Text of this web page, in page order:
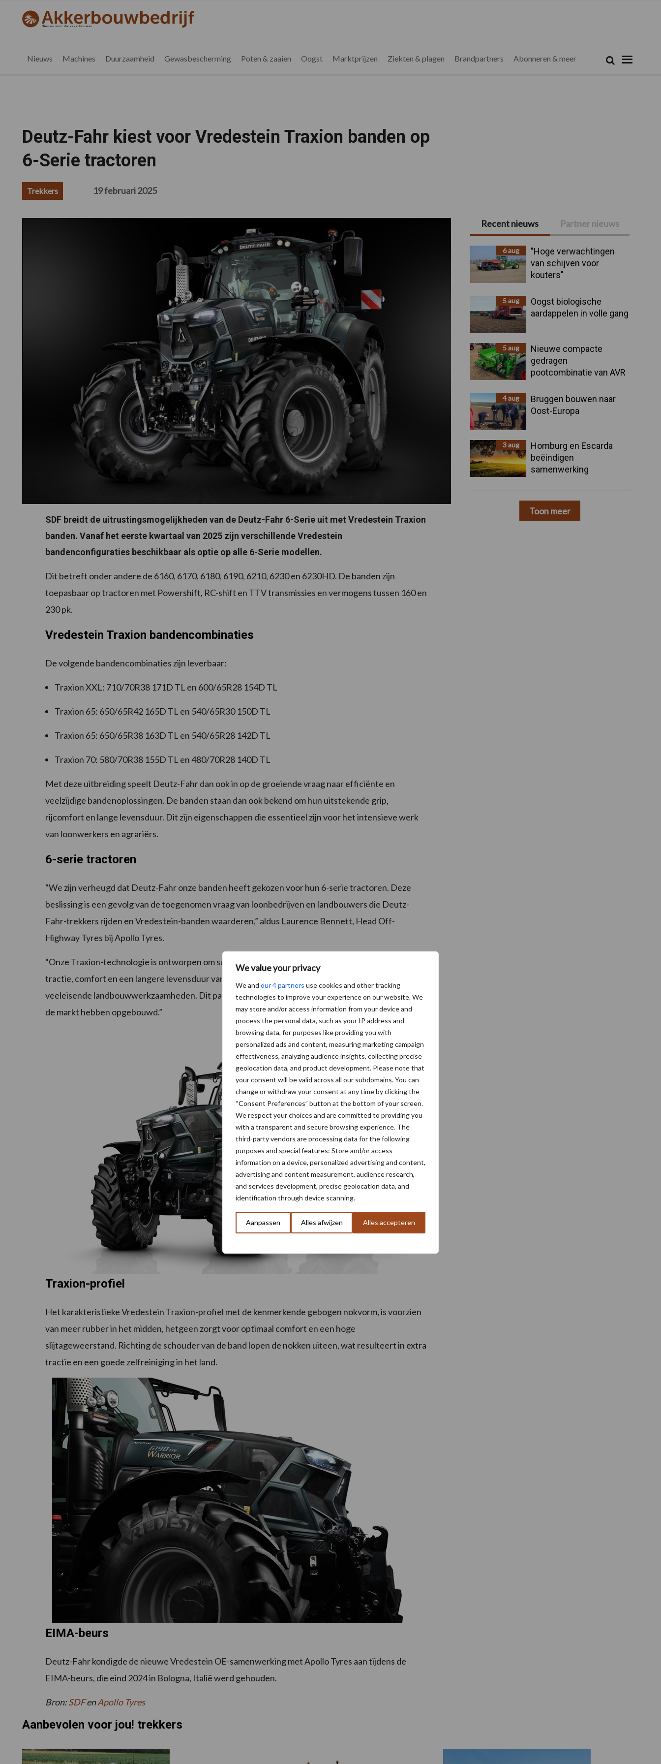
We value your privacy
We and our 4 partners use cookies and other tracking
technologies to improve your experience on our website. We
may store and/or access information from your device and
process the personal data, such as your IP address and
browsing data, for purposes like providing you with
personalized ads and content, measuring marketing campaign
effectiveness, analyzing audience insights, collecting precise
geolocation data, and product development. Please note that
your consent will be valid across all our subdomains. You can
change or withdraw your consent at any time by clicking the
“Consent Preferences” button at the bottom of your screen.
We respect your choices and are committed to providing you
with a transparent and secure browsing experience. The
third-party vendors are processing data for the following
purposes and special features: Store and/or access
information on a device, personalized advertising and content,
advertising and content measurement, audience research,
and services development, precise geolocation data, and
identification through device scanning.
Aanpassen Alles afwijzen Alles accepteren
hoofdnavigatie
eerste
voettekst
akkerbouwbedrijf.nl
Nieuws Machines Duurzaamheid Gewasbescherming Poten & zaaien Oogst Marktprijzen Ziekten & plagen Brandpartners Abonneren & meer Zoek
Deutz-Fahr kiest voor Vredestein Traxion banden op
6-Serie tractoren
Trekkers 19 februari 2025
SDF breidt de uitrustingsmogelijkheden van de Deutz-Fahr 6-Serie uit met Vredestein Traxion
banden. Vanaf het eerste kwartaal van 2025 zijn verschillende Vredestein
bandenconfiguraties beschikbaar als optie op alle 6-Serie modellen.
Dit betreft onder andere de 6160, 6170, 6180, 6190, 6210, 6230 en 6230HD. De banden zijn
toepasbaar op tractoren met Powershift, RC-shift en TTV transmissies en vermogens tussen 160 en
230 pk.
Vredestein Traxion bandencombinaties
De volgende bandencombinaties zijn leverbaar:
Traxion XXL: 710/70R38 171D TL en 600/65R28 154D TL
Traxion 65: 650/65R42 165D TL en 540/65R30 150D TL
Traxion 65: 650/65R38 163D TL en 540/65R28 142D TL
Traxion 70: 580/70R38 155D TL en 480/70R28 140D TL
Met deze uitbreiding speelt Deutz-Fahr dan ook in op de groeiende vraag naar efficiënte en
veelzijdige bandenoplossingen. De banden staan dan ook bekend om hun uitstekende grip,
rijcomfort en lange levensduur. Dit zijn eigenschappen die essentieel zijn voor het intensieve werk
van loonwerkers en agrariërs.
6-serie tractoren
“We zijn verheugd dat Deutz-Fahr onze banden heeft gekozen voor hun 6-serie tractoren. Deze
beslissing is een gevolg van de toegenomen vraag van loonbedrijven en landbouwers die Deutz-
Fahr-trekkers rijden en Vredestein-banden waarderen,” aldus Laurence Bennett, Head Off-
Highway Tyres bij Apollo Tyres.
“Onze Traxion-technologie is ontworpen om superieure prestaties te leveren op het gebied van
tractie, comfort en een langere levensduur van onze banden, allemaal cruciale factoren voor
veeleisende landbouwwerkzaamheden. Dit partnerschap weerspiegelt de sterke reputatie die we in
de markt hebben opgebouwd.”
Traxion-profiel
Het karakteristieke Vredestein Traxion-profiel met de kenmerkende gebogen nokvorm, is voorzien
van meer rubber in het midden, hetgeen zorgt voor optimaal comfort en een hoge
slijtageweerstand. Richting de schouder van de band lopen de nokken uiteen, wat resulteert in extra
tractie en een goede zelfreiniging in het land.
EIMA-beurs
Deutz-Fahr kondigde de nieuwe Vredestein OE-samenwerking met Apollo Tyres aan tijdens de
EIMA-beurs, die eind 2024 in Bologna, Italië werd gehouden.
Bron:SDFenApollo Tyres
Primaire
Sidebar
Recent nieuws Partner nieuws
6 aug
"Hoge verwachtingen
van schijven voor
kouters"
5 aug
Oogst biologische
aardappelen in volle gang
5 aug
Nieuwe compacte
gedragen
pootcombinatie van AVR
4 aug
Bruggen bouwen naar
Oost-Europa
3 aug
Homburg en Escarda
beëindigen
samenwerking
Toon meer
Aanbevolen voor jou! trekkers